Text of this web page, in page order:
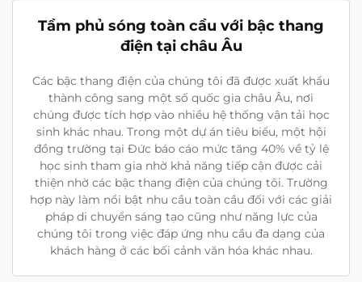
Tầm phủ sóng toàn cầu với bậc thang
điện tại châu Âu
Các bậc thang điện của chúng tôi đã được xuất khẩu
thành công sang một số quốc gia châu Âu, nơi
chúng được tích hợp vào nhiều hệ thống vận tải học
sinh khác nhau. Trong một dự án tiêu biểu, một hội
đồng trường tại Đức báo cáo mức tăng 40% về tỷ lệ
học sinh tham gia nhờ khả năng tiếp cận được cải
thiện nhờ các bậc thang điện của chúng tôi. Trường
hợp này làm nổi bật nhu cầu toàn cầu đối với các giải
pháp di chuyển sáng tạo cũng như năng lực của
chúng tôi trong việc đáp ứng nhu cầu đa dạng của
khách hàng ở các bối cảnh văn hóa khác nhau.